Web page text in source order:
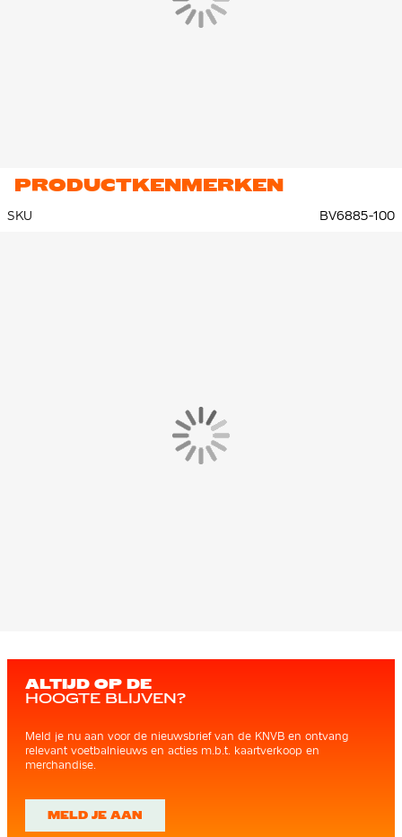
PRODUCTKENMERKEN
SKU BV6885-100
ALTIJD OP DE
HOOGTE BLIJVEN?
Meld je nu aan voor de nieuwsbrief van de KNVB en ontvang
relevant voetbalnieuws en acties m.b.t. kaartverkoop en
merchandise.
MELD JE AAN